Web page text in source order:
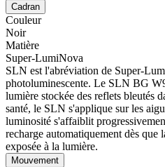
Cadran
Couleur
Noir
Matière
Super-LumiNova
SLN est l'abréviation de Super-
photoluminescente. Le SLN BG
lumière stockée des reflets bleutés
santé, le SLN s'applique sur les
luminosité s'affaiblit
recharge automatiquement dès que
exposée à la lumière.
Mouvement